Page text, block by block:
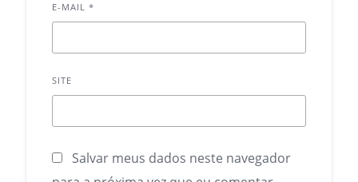
E-MAIL *
SITE
Salvar meus dados neste navegador